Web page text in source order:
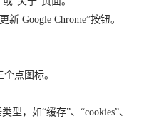
新 Google Chrome”按钮。
点图标。
，如“缓存”、“cookies”、